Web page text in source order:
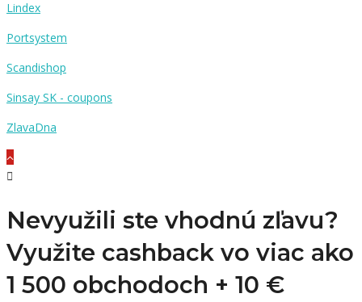
Lindex
Portsystem
Scandishop
Sinsay SK - coupons
ZlavaDna
Nevyužili ste vhodnú zľavu?
Využite cashback vo viac ako
1 500 obchodoch + 10 €